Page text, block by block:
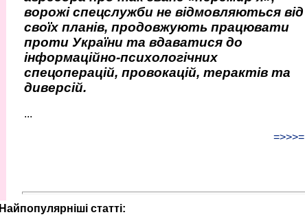
ворожі спецслужби не відмовляються від
своїх планів, продовжують працювати
проти України та вдаватися до
інформаційно-психологічних
спецоперацій, провокацій, терактів та
диверсій.
...
=>>>=
Найпопулярніші статті: